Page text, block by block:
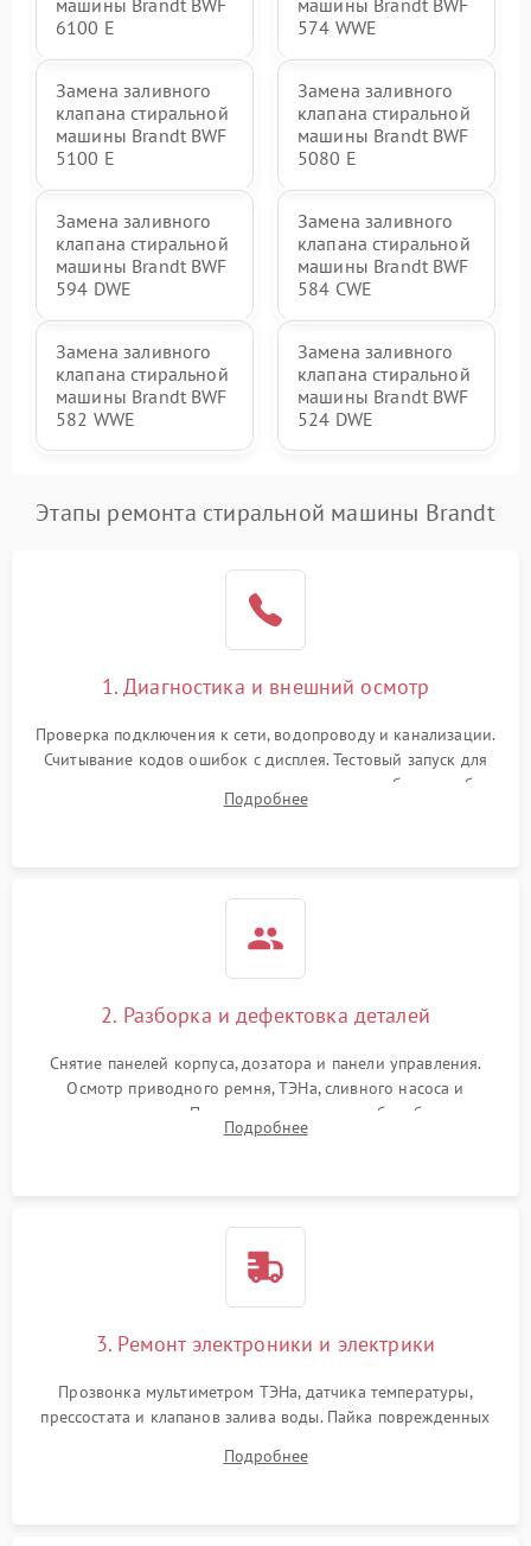
машины Brandt BWF
6100 E
машины Brandt BWF
574 WWE
Замена заливного
клапана стиральной
машины Brandt BWF
5100 E
Замена заливного
клапана стиральной
машины Brandt BWF
5080 E
Замена заливного
клапана стиральной
машины Brandt BWF
594 DWE
Замена заливного
клапана стиральной
машины Brandt BWF
584 CWE
Замена заливного
клапана стиральной
машины Brandt BWF
582 WWE
Замена заливного
клапана стиральной
машины Brandt BWF
524 DWE
Этапы ремонта стиральной машины Brandt
1. Диагностика и внешний осмотр
Проверка подключения к сети, водопроводу и канализации.
Считывание кодов ошибок с дисплея. Тестовый запуск для
выявления посторонних шумов, протечек или сбоев в работе
электронного модуля управления.
Подробнее
2. Разборка и дефектовка деталей
Снятие панелей корпуса, дозатора и панели управления.
Осмотр приводного ремня, ТЭНа, сливного насоса и
амортизаторов. Проверка подшипников барабана и
крестовины на износ, а манжеты люка на разрывы.
Подробнее
3. Ремонт электроники и электрики
Прозвонка мультиметром ТЭНа, датчика температуры,
прессостата и клапанов залива воды. Пайка поврежденных
Восстановление целостности проводки и контактов.
Подробнее